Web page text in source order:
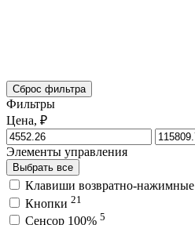
Сброс фильтра
Фильтры
Цена, ₽
Элементы управления
Выбрать все
Клавиши возвратно-нажимные
Кнопки 21
Сенсор 100% 5